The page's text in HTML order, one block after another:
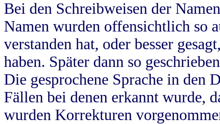
Bei den Schreibweisen der
Namen wurden offensichtlich so
verstanden hat, oder besser
haben. Später dann so
Die gesprochene Sprache in
Fällen bei denen erkannt wurde,
wurden Korrekturen